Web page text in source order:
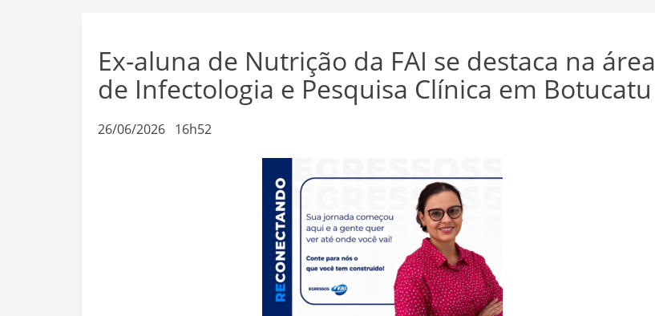
Ex-aluna de Nutrição da FAI se destaca na área
de Infectologia e Pesquisa Clínica em Botucatu
26/06/2026 16h52